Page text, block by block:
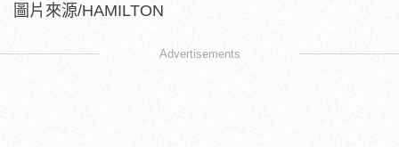
圖片來源/HAMILTON
Advertisements